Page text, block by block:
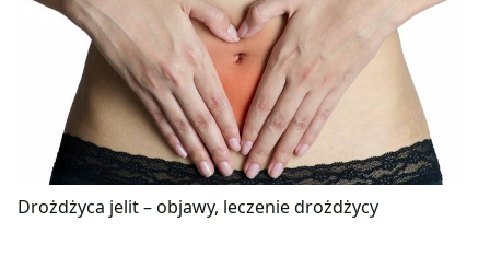
Drożdżyca jelit – objawy, leczenie drożdżycy